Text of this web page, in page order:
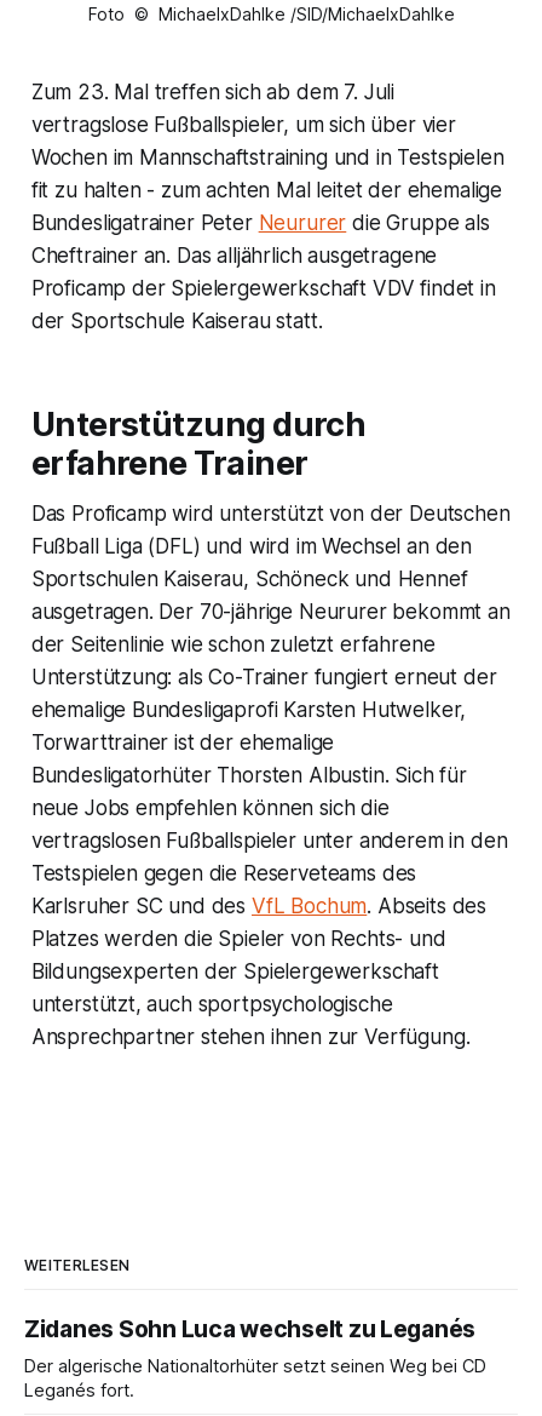
Foto © MichaelxDahlke /SID/MichaelxDahlke
Zum 23. Mal treffen sich ab dem 7. Juli
vertragslose Fußballspieler, um sich über vier
Wochen im Mannschaftstraining und in Testspielen
fit zu halten - zum achten Mal leitet der ehemalige
Bundesligatrainer Peter Neururer die Gruppe als
Cheftrainer an. Das alljährlich ausgetragene
Proficamp der Spielergewerkschaft VDV findet in
der Sportschule Kaiserau statt.
Unterstützung durch
erfahrene Trainer
Das Proficamp wird unterstützt von der Deutschen
Fußball Liga (DFL) und wird im Wechsel an den
Sportschulen Kaiserau, Schöneck und Hennef
ausgetragen. Der 70-jährige Neururer bekommt an
der Seitenlinie wie schon zuletzt erfahrene
Unterstützung: als Co-Trainer fungiert erneut der
ehemalige Bundesligaprofi Karsten Hutwelker,
Torwarttrainer ist der ehemalige
Bundesligatorhüter Thorsten Albustin. Sich für
neue Jobs empfehlen können sich die
vertragslosen Fußballspieler unter anderem in den
Testspielen gegen die Reserveteams des
Karlsruher SC und des VfL Bochum. Abseits des
Platzes werden die Spieler von Rechts- und
Bildungsexperten der Spielergewerkschaft
unterstützt, auch sportpsychologische
Ansprechpartner stehen ihnen zur Verfügung.
WEITERLESEN
Zidanes Sohn Luca wechselt zu Leganés
Der algerische Nationaltorhüter setzt seinen Weg bei CD
Leganés fort.